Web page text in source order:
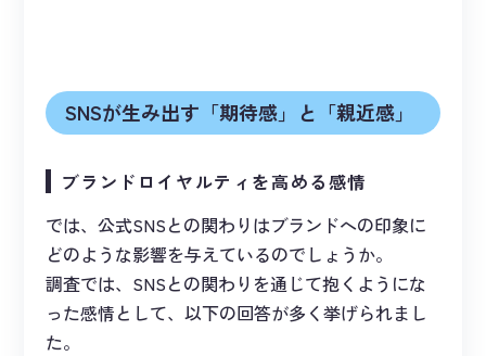
SNSが生み出す「期待感」と「親近感」
ブランドロイヤルティを高める感情
では、公式SNSとの関わりはブランドへの印象に
どのような影響を与えているのでしょうか。
調査では、SNSとの関わりを通じて抱くようにな
った感情として、以下の回答が多く挙げられまし
た。